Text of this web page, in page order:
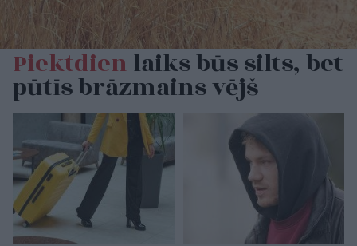
Piektdienlaiks būs silts, bet
pūtīs brāzmains vējš